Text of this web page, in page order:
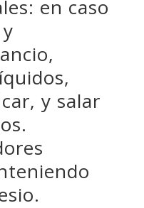
en caso
y salar